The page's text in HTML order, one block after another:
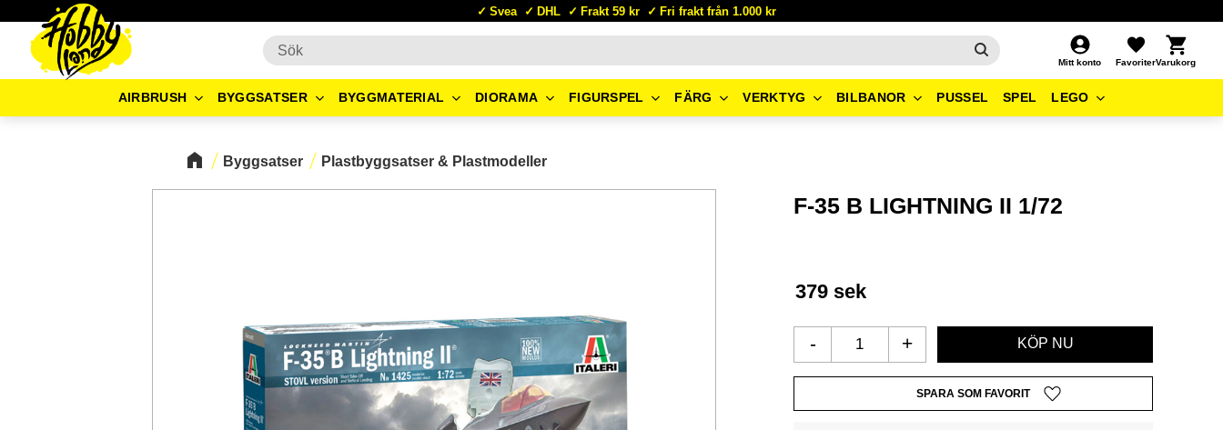
Svea DHL Frakt 59 kr Fri frakt från 1.000 kr
Mitt konto
Favoriter
Kundvagn
AIRBRUSH BYGGSATSER BYGGMATERIAL DIORAMA FIGURSPEL FÄRG VERKTYG BILBANOR PUSSEL SPEL LEGO
Byggsatser Plastbyggsatser & Plastmodeller
F-35 B LIGHTNING II 1/72
379 sek
+
-
Lägg till i favoriter